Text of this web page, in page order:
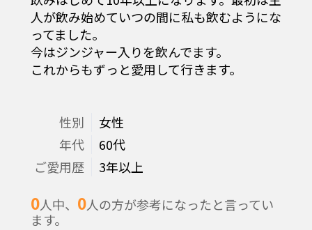
人が飲み始めていつの間に私も飲むようにな
ってました。
今はジンジャー入りを飲んでます。
これからもずっと愛用して行きます。
性別
女性
年代
60代
ご愛用歴
3年以上
0人中、 0人の方が参考になったと言ってい
ます。